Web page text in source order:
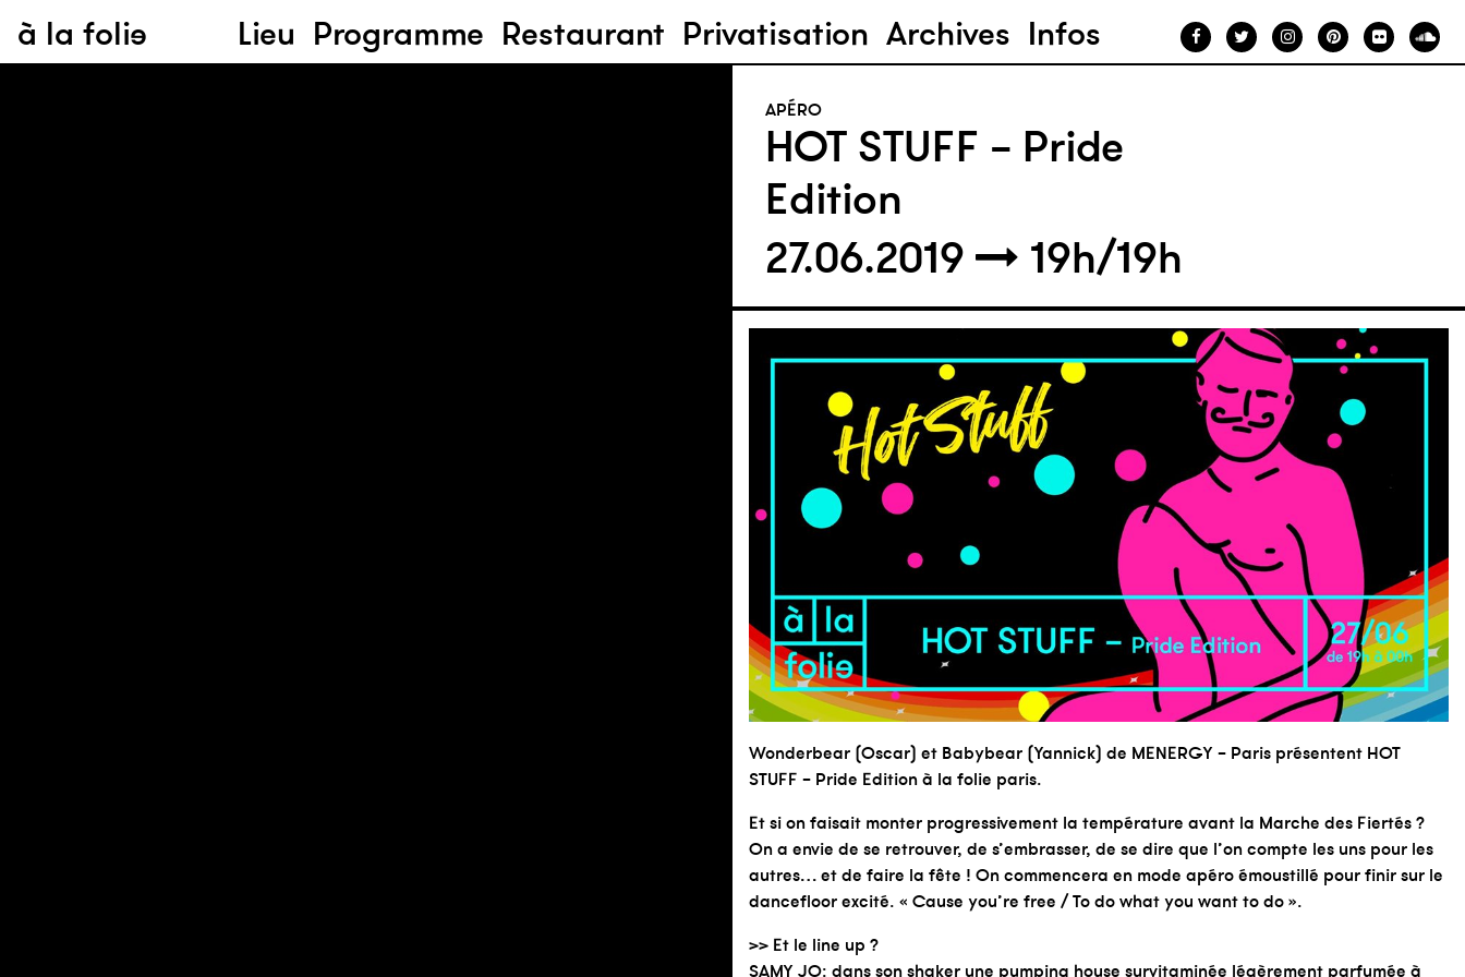
à la folie Lieu Programme Restaurant Privatisation Archives Infos
HOT STUFF - Pride
Edition
APÉRO
27.06.2019 19h/19h
Wonderbear (Oscar) et Babybear (Yannick) de MENERGY – Paris présentent HOT
STUFF – Pride Edition à la folie paris.
Et si on faisait monter progressivement la température avant la Marche des Fiertés ?
On a envie de se retrouver, de s’embrasser, de se dire que l’on compte les uns pour les
autres… et de faire la fête ! On commencera en mode apéro émoustillé pour finir sur le
dancefloor excité. « Cause you’re free / To do what you want to do ».
>> Et le line up ?
SAMY JO: dans son shaker une pumping house survitaminée légèrement parfumée à